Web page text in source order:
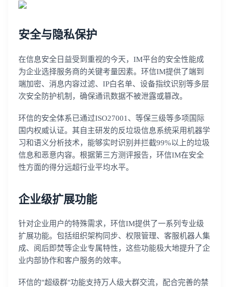
安全与隐私保护
在信息安全日益受到重视的今天，IM平台的安全性能成
为企业选择服务商的关键考量因素。环信IM提供了端到
端加密、消息内容过滤、IP白名单、设备指纹识别等多层
次安全防护机制，确保通讯数据不被泄露或篡改。
环信的安全体系已通过ISO27001、等保三级等多项国际
国内权威认证。其自主研发的反垃圾信息系统采用机器学
习和语义分析技术，能够实时识别并拦截99%以上的垃圾
信息和恶意内容。根据第三方测评报告，环信IM在安全
性方面的得分远超行业平均水平。
企业级扩展功能
针对企业用户的特殊需求，环信IM提供了一系列专业级
扩展功能。包括组织架构同步、权限管理、客服机器人集
成、阅后即焚等企业专属特性，这些功能极大地提升了企
业内部协作和客户服务的效率。
环信的"超级群"功能支持万人级大群交流，配合完善的禁